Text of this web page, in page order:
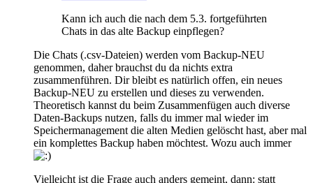
Kann ich auch die nach dem 5.3. fortgeführten
Chats in das alte Backup einpflegen?
Die Chats (.csv-Dateien) werden vom Backup-NEU
genommen, daher brauchst du da nichts extra
zusammenführen. Dir bleibt es natürlich offen, ein neues
Backup-NEU zu erstellen und dieses zu verwenden.
Theoretisch kannst du beim Zusammenfügen auch diverse
Daten-Backups nutzen, falls du immer mal wieder im
Speichermanagement die alten Medien gelöscht hast, aber mal
ein komplettes Backup haben möchtest. Wozu auch immer
Vielleicht ist die Frage auch anders gemeint, dann: statt